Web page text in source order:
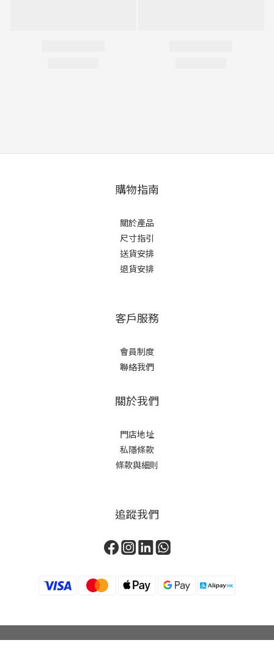
購物指南
關於產品
尺寸指引
送貨安排
退貨安排
客戶服務
會員制度
聯絡我們
關於我們
門店地址
私隱條款
條款與細則
追蹤我們